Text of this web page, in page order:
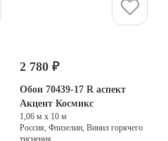
2 780 ₽
Обои 70439-17 R аспект
Акцент Космикс
1,06 м х 10 м
Россия, Флизелин, Винил горячего
тиснения